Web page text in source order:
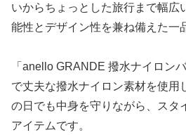
いからちょっとした旅行まで幅広
能性とデザイン性を兼ね備えた一
「anello GRANDE 撥水ナイロン
で丈夫な撥水ナイロン素材を使用
の日でも中身を守りながら、スタ
アイテムです。